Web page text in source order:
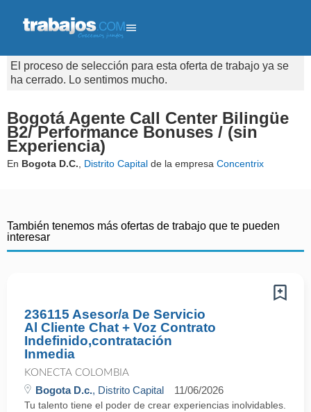
El proceso de selección para esta oferta de trabajo ya se
ha cerrado. Lo sentimos mucho.
Bogotá Agente Call Center Bilingüe
B2/ Performance Bonuses / (sin
Experiencia)
En Bogota D.C. Distrito Capital de la empresa Concentrix
También tenemos más ofertas de trabajo que te pueden
interesar
236115 Asesor/a De Servicio
Al Cliente Chat + Voz Contrato
Indefinido,contratación
Inmedia
KONECTA COLOMBIA
Bogota D.c., Distrito Capital 11/06/2026
Tu talento tiene el poder de crear experiencias inolvidables.